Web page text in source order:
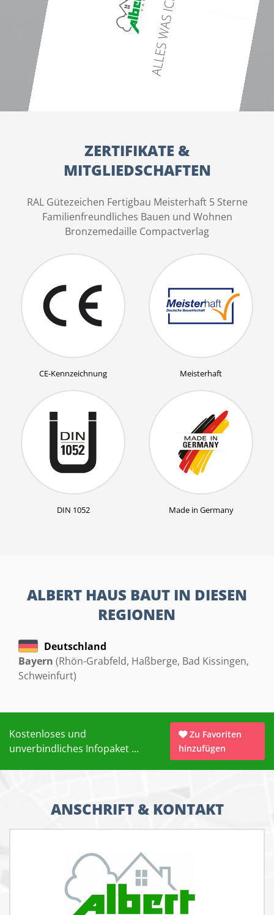
ZERTIFIKATE &
MITGLIEDSCHAFTEN
RAL Gütezeichen Fertigbau Meisterhaft 5 Sterne
Familienfreundliches Bauen und Wohnen
Bronzemedaille Compactverlag
CE-Kennzeichnung Meisterhaft
DIN 1052 Made in Germany
ALBERT HAUS BAUT IN DIESEN
REGIONEN
Deutschland
Bayern (Rhön-Grabfeld, Haßberge, Bad Kissingen,
Schweinfurt)
Kostenloses und
unverbindliches Infopaket ...
Zu Favoriten
hinzufügen
ANSCHRIFT & KONTAKT